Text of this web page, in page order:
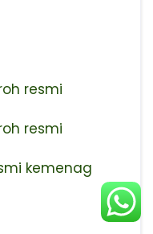
resmi
resmi
kemenag